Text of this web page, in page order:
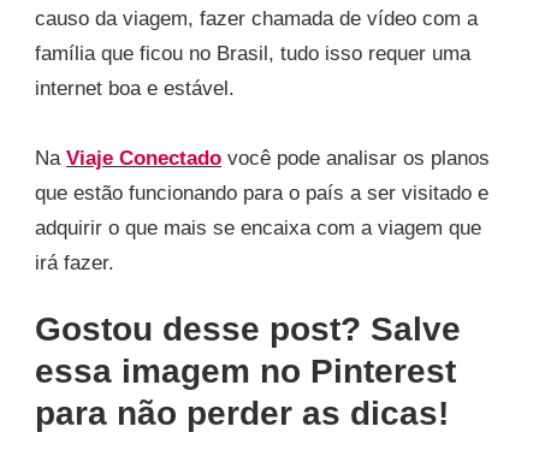
causo da viagem, fazer chamada de vídeo com a
família que ficou no Brasil, tudo isso requer uma
internet boa e estável.
Na Viaje Conectado você pode analisar os planos
que estão funcionando para o país a ser visitado e
adquirir o que mais se encaixa com a viagem que
irá fazer.
Gostou desse post? Salve
essa imagem no Pinterest
para não perder as dicas!